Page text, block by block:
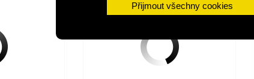
Přijmout všechny cookies